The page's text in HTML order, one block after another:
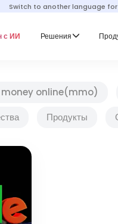
Switch to another language
с ИИ Решения
money online(mmo)
Продукты